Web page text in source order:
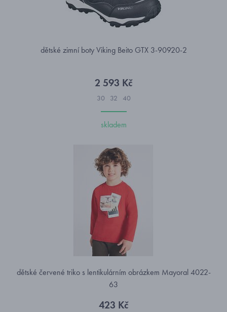
dětské zimní boty Viking Beito GTX 3-90920-2
2 593 Kč
30 32 40
skladem
dětské červené triko s lentikulárním obrázkem Mayoral 4022-
63
423 Kč